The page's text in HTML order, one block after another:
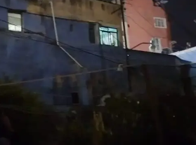
el legado de quienes
educación universitaria
presentes y futuras.